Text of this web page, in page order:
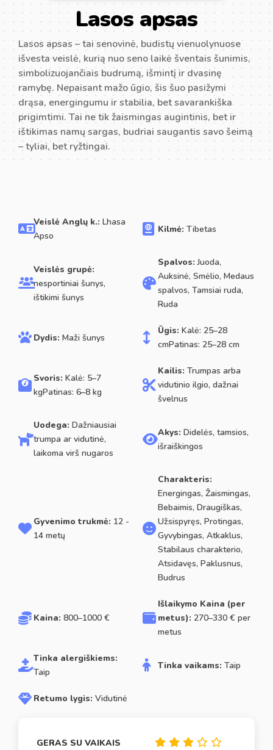
Lasos apsas
Lasos apsas – tai senovinė, budistų vienuolynuose
išvesta veislė, kurią nuo seno laikė šventais šunimis,
simbolizuojančiais budrumą, išmintį ir dvasinę
ramybę. Nepaisant mažo ūgio, šis šuo pasižymi
drąsa, energingumu ir stabilia, bet savarankiška
prigimtimi. Tai ne tik žaismingas augintinis, bet ir
ištikimas namų sargas, budriai saugantis savo šeimą
– tyliai, bet ryžtingai.
Veislė Anglų k.: Lhasa
Apso
Kilmė: Tibetas
Veislės grupė:
nesportiniai šunys,
ištikimi šunys
Spalvos: Juoda,
Auksinė, Smėlio, Medaus
spalvos, Tamsiai ruda,
Ruda
Dydis: Maži šunys
Ūgis: Kalė: 25–28
cmPatinas: 25–28 cm
Svoris: Kalė: 5–7
kgPatinas: 6–8 kg
Kailis: Trumpas arba
vidutinio ilgio, dažnai
švelnus
Uodega: Dažniausiai
trumpa ar vidutinė,
laikoma virš nugaros
Akys: Didelės, tamsios,
išraiškingos
Gyvenimo trukmė: 12 -
14 metų
Charakteris:
Energingas, Žaismingas,
Bebaimis, Draugiškas,
Užsispyręs, Protingas,
Gyvybingas, Atkaklus,
Stabilaus charakterio,
Atsidavęs, Paklusnus,
Budrus
Kaina: 800–1000 €
Išlaikymo Kaina (per
metus): 270–330 € per
metus
Tinka alergiškiems:
Taip
Tinka vaikams: Taip
Retumo lygis: Vidutinė
GERAS SU VAIKAIS